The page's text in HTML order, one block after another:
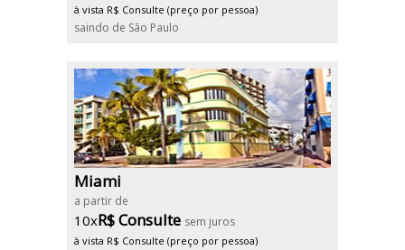
à vista R$ Consulte (preço por pessoa)
saindo de São Paulo
Miami
a partir de
10xR$ Consulte sem juros
à vista R$ Consulte (preço por pessoa)